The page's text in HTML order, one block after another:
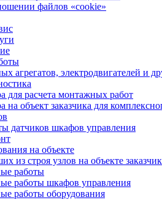
файлов «cookie»
агрегатов, электродвигателей и
для расчета монтажных работ
на объект заказчика для
датчиков шкафов управления
на объекте
из строя узлов на объекте
работы
работы шкафов управления
работы оборудования